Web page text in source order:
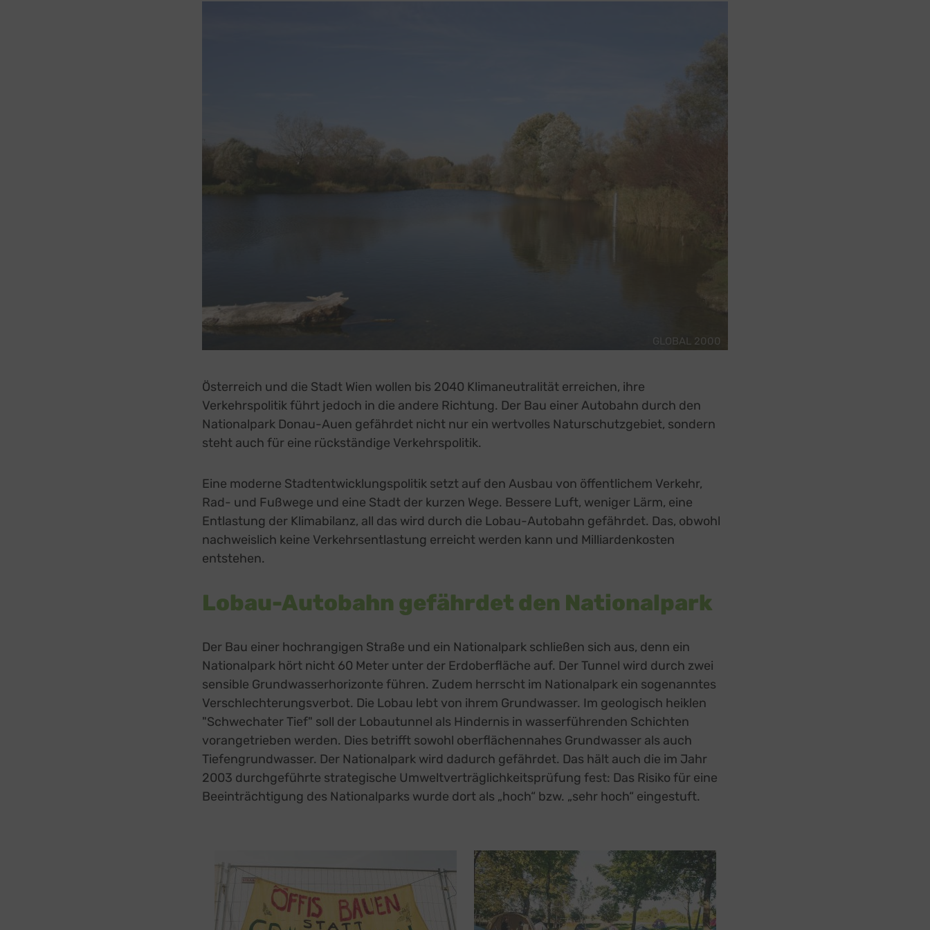
GLOBAL 2000
Österreich und die Stadt Wien wollen bis 2040 Klimaneutralität erreichen, ihre
Verkehrspolitik führt jedoch in die andere Richtung. Der Bau einer Autobahn durch den
Nationalpark Donau-Auen gefährdet nicht nur ein wertvolles Naturschutzgebiet, sondern
steht auch für eine rückständige Verkehrspolitik.
Eine moderne Stadtentwicklungspolitik setzt auf den Ausbau von öffentlichem Verkehr,
Rad- und Fußwege und eine Stadt der kurzen Wege. Bessere Luft, weniger Lärm, eine
Entlastung der Klimabilanz, all das wird durch die Lobau-Autobahn gefährdet. Das, obwohl
nachweislich keine Verkehrsentlastung erreicht werden kann und Milliardenkosten
entstehen.
Lobau-Autobahn gefährdet den Nationalpark
Der Bau einer hochrangigen Straße und ein Nationalpark schließen sich aus, denn ein
Nationalpark hört nicht 60 Meter unter der Erdoberfläche auf. Der Tunnel wird durch zwei
sensible Grundwasserhorizonte führen. Zudem herrscht im Nationalpark ein sogenanntes
Verschlechterungsverbot. Die Lobau lebt von ihrem Grundwasser. Im geologisch heiklen
"Schwechater Tief" soll der Lobautunnel als Hindernis in wasserführenden Schichten
vorangetrieben werden. Dies betrifft sowohl oberflächennahes Grundwasser als auch
Tiefengrundwasser. Der Nationalpark wird dadurch gefährdet. Das hält auch die im Jahr
2003 durchgeführte strategische Umweltverträglichkeitsprüfung fest: Das Risiko für eine
Beeinträchtigung des Nationalparks wurde dort als „hoch“ bzw. „sehr hoch“ eingestuft.